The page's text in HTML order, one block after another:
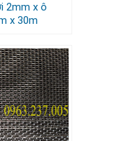
2mm x ô
x 30m